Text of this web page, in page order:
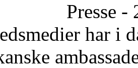
Presse -
har i